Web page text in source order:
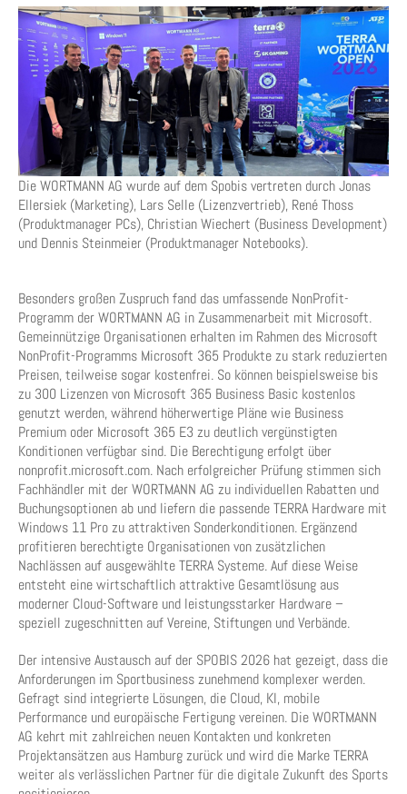
Die WORTMANN AG wurde auf dem Spobis vertreten durch Jonas
Ellersiek (Marketing), Lars Selle (Lizenzvertrieb), René Thoss
(Produktmanager PCs), Christian Wiechert (Business Development)
und Dennis Steinmeier (Produktmanager Notebooks).
Besonders großen Zuspruch fand das umfassende NonProfit-
Programm der WORTMANN AG in Zusammenarbeit mit Microsoft.
Gemeinnützige Organisationen erhalten im Rahmen des Microsoft
NonProfit-Programms Microsoft 365 Produkte zu stark reduzierten
Preisen, teilweise sogar kostenfrei. So können beispielsweise bis
zu 300 Lizenzen von Microsoft 365 Business Basic kostenlos
genutzt werden, während höherwertige Pläne wie Business
Premium oder Microsoft 365 E3 zu deutlich vergünstigten
Konditionen verfügbar sind. Die Berechtigung erfolgt über
nonprofit.microsoft.com. Nach erfolgreicher Prüfung stimmen sich
Fachhändler mit der WORTMANN AG zu individuellen Rabatten und
Buchungsoptionen ab und liefern die passende TERRA Hardware mit
Windows 11 Pro zu attraktiven Sonderkonditionen. Ergänzend
profitieren berechtigte Organisationen von zusätzlichen
Nachlässen auf ausgewählte TERRA Systeme. Auf diese Weise
entsteht eine wirtschaftlich attraktive Gesamtlösung aus
moderner Cloud-Software und leistungsstarker Hardware –
speziell zugeschnitten auf Vereine, Stiftungen und Verbände.
Der intensive Austausch auf der SPOBIS 2026 hat gezeigt, dass die
Anforderungen im Sportbusiness zunehmend komplexer werden.
Gefragt sind integrierte Lösungen, die Cloud, KI, mobile
Performance und europäische Fertigung vereinen. Die WORTMANN
AG kehrt mit zahlreichen neuen Kontakten und konkreten
Projektansätzen aus Hamburg zurück und wird die Marke TERRA
weiter als verlässlichen Partner für die digitale Zukunft des Sports